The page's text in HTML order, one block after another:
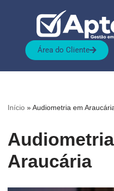
Área do Cliente
Início »Audiometria em
Araucária